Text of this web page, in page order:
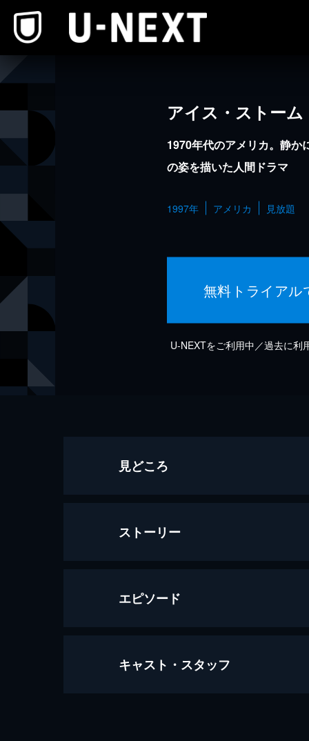
アイス・ストーム
1970年代のアメリカ。静か
の姿を描いた人間ドラマ
1997年 アメリカ 見放題
無料トライアル
U-NEXTをご利用中／過去に利
見どころ
ストーリー
エピソード
アイス・ストーム
キャスト・スタッフ